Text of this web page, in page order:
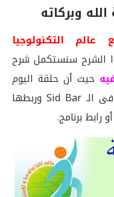
وبركاته
عالم التكنولوجيا
الشرح سنستكمل شرح
حيث أن حلقة اليوم
تدور حول شرح كيفية وضع صوره فى الـ Sid Bar وربطها
رابط برنامج.